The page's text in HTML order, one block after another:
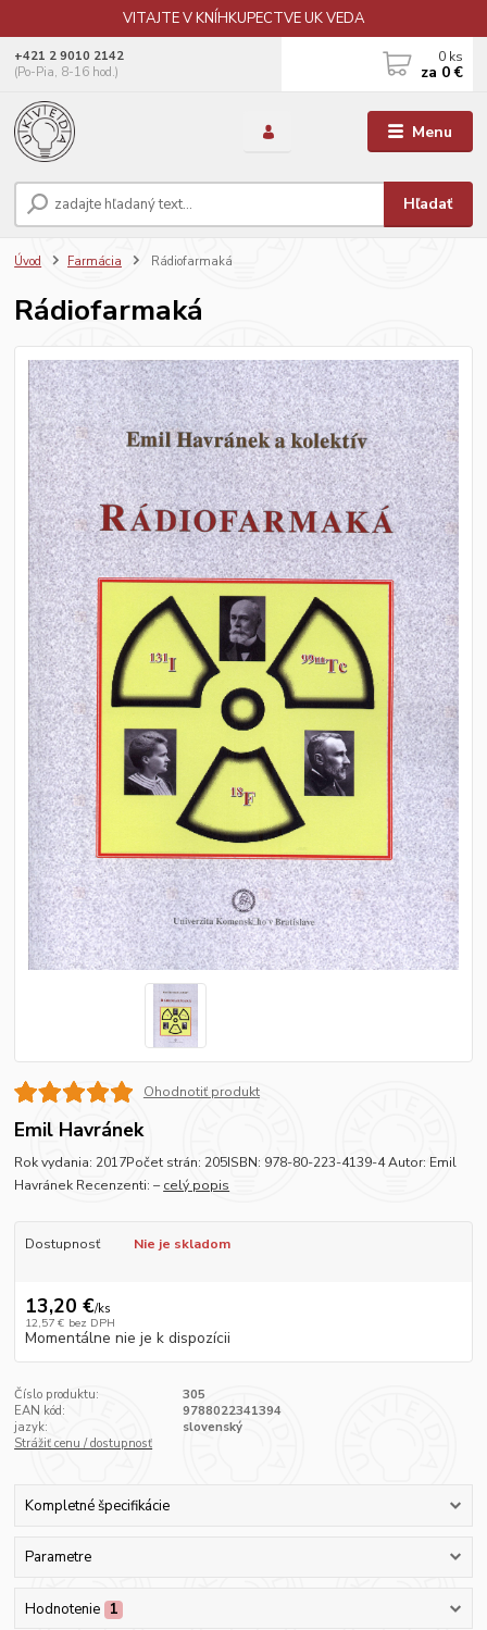
VITAJTE V KNÍHKUPECTVE UK VEDA
Menu
Hľadať
+421 2 9010 2142
(Po-Pia, 8-16 hod.)
0 ks
za 0 €
Úvod Farmácia Rádiofarmaká
Rádiofarmaká
Ohodnotiť produkt
Emil Havránek
Rok vydania: 2017Počet strán: 205ISBN: 978-80-223-4139-4 Autor: Emil
Havránek Recenzenti: – celý popis
Dostupnosť Nie je skladom
13,20 €/ks
12,57 € bez DPH
Momentálne nie je k dispozícii
Číslo produktu:
305
EAN kód:
9788022341394
jazyk:
slovenský
Strážiť cenu / dostupnosť
Kompletné špecifikácie
Parametre
Hodnotenie 1